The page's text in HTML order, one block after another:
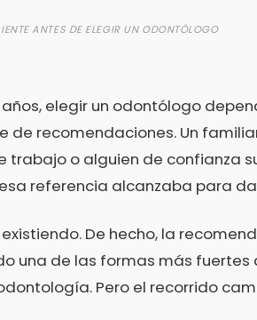
ANTES DE ELEGIR UN ODONTÓLOGO
elegir un odontólogo
de recomendaciones. Un
trabajo o alguien de confianza
referencia alcanzaba para
De hecho, la
una de las formas más fuertes
Pero el recorrido